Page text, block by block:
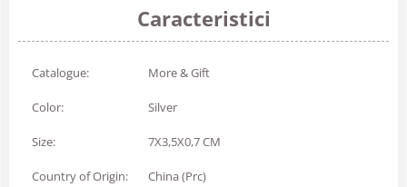
Caracteristici
Catalogue: More & Gift
Color: Silver
Size: 7X3,5X0,7 CM
Country of Origin: China (Prc)